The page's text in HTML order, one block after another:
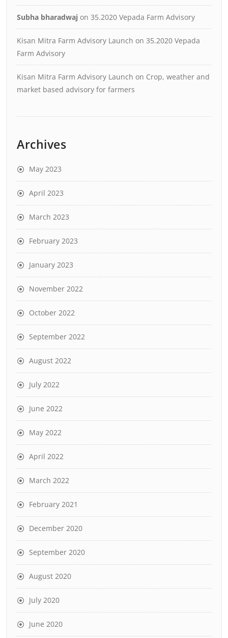
Subha bharadwaj on 35.2020 Vepada Farm Advisory
Kisan Mitra Farm Advisory Launch on 35.2020 Vepada
Farm Advisory
Kisan Mitra Farm Advisory Launch on Crop, weather and
market based advisory for farmers
Archives
May 2023
April 2023
March 2023
February 2023
January 2023
November 2022
October 2022
September 2022
August 2022
July 2022
June 2022
May 2022
April 2022
March 2022
February 2021
December 2020
September 2020
August 2020
July 2020
June 2020